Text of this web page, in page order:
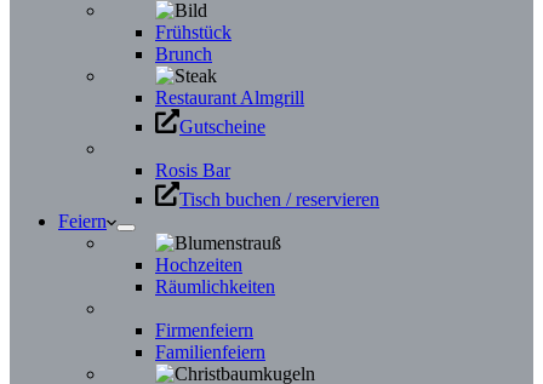
Frühstück
Brunch
Restaurant Almgrill
Gutscheine
Rosis Bar
Tisch buchen / reservieren
Feiern
Hochzeiten
Räumlichkeiten
Firmenfeiern
Familienfeiern